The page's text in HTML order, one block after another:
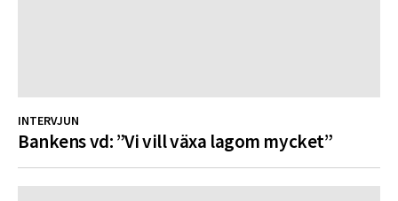
INTERVJUN
Bankens vd: ”Vi vill växa lagom mycket”